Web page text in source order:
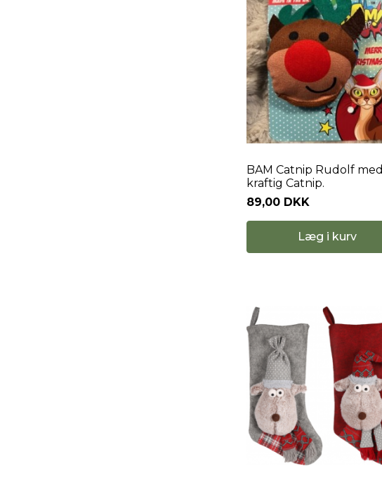
BAM Catnip Rudolf med
kraftig Catnip.
89,00 DKK
Læg i kurv